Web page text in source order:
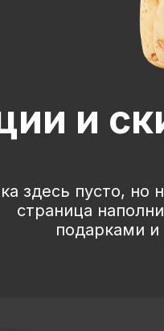
и
здесь пусто, но
страница
подарками